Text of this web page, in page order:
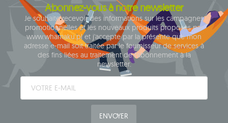
Abonnez-vous à notre newsletter
Je souhaite recevoir des informations sur les campagnes
promotionnelles et les nouveaux produits proposés par
www.whamaku.pl et j'accepte par la présente que mon
adresse e-mail soit traitée par le fournisseur de services à
des fins liées au traitement de l'abonnement à la
newsletter.
ENVOYER